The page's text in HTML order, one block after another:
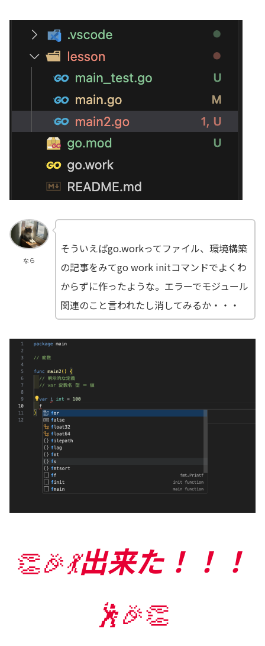
なら
そういえばgo.workってファイル、環境構築
の記事をみてgo work initコマンドでよくわ
からずに作ったような。エラーでモジュール
関連のこと言われたし消してみるか・・・
👏🎉💃出来た！！！
🕺🎉👏